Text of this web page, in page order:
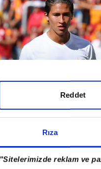
Rıza
"Sitelerimizde reklam ve
Reddet